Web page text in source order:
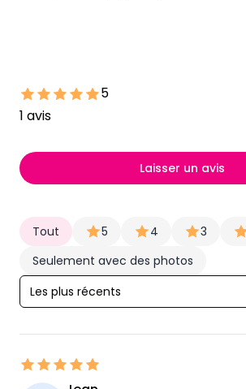
Tout 5 4 3
Seulement avec des photos
Les plus récents
5
1 avis
Laisser un avis